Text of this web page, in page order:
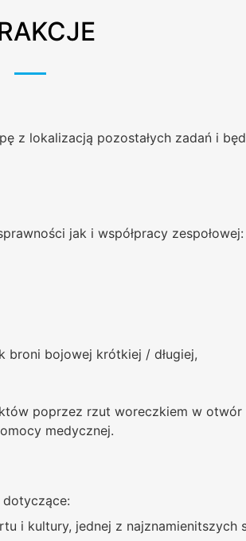
z lokalizacją pozostałych zadań i
jak i współpracy zespołowej:
broni bojowej krótkiej / długiej,
poprzez rzut woreczkiem w otwór
medycznej.
i kultury, jednej z najznamienitszych